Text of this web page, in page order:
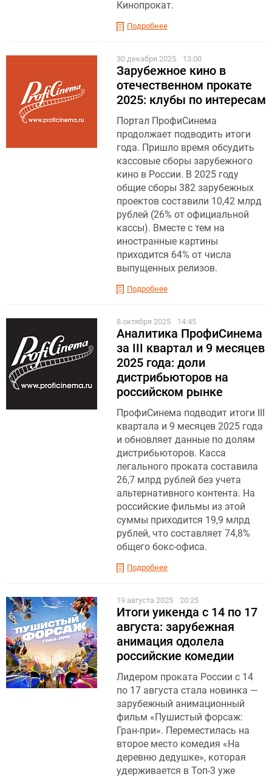
Кинопрокат.
Подробнее
30 декабря 2025 13:00
Зарубежное кино в
отечественном прокате
2025: клубы по интересам
Портал ПрофиСинема
продолжает подводить итоги
года. Пришло время обсудить
кассовые сборы зарубежного
кино в России. В 2025 году
общие сборы 382 зарубежных
проектов составили 10,42 млрд
рублей (26% от официальной
кассы). Вместе с тем на
иностранные картины
приходится 64% от числа
выпущенных релизов.
Подробнее
8 октября 2025 14:45
Аналитика ПрофиСинема
за III квартал и 9 месяцев
2025 года: доли
дистрибьюторов на
российском рынке
ПрофиСинема подводит итоги III
квартала и 9 месяцев 2025 года
и обновляет данные по долям
дистрибьюторов. Касса
легального проката составила
26,7 млрд рублей без учета
альтернативного контента. На
российские фильмы из этой
суммы приходится 19,9 млрд
рублей, что составляет 74,8%
общего бокс-офиса.
Подробнее
19 августа 2025 20:25
Итоги уикенда с 14 по 17
августа: зарубежная
анимация одолела
российские комедии
Лидером проката России с 14
по 17 августа стала новинка —
зарубежный анимационный
фильм «Пушистый форсаж:
Гран-при». Переместилась на
второе место комедия «На
деревню дедушке», которая
удерживается в Топ-3 уже